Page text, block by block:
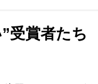
受賞者たち